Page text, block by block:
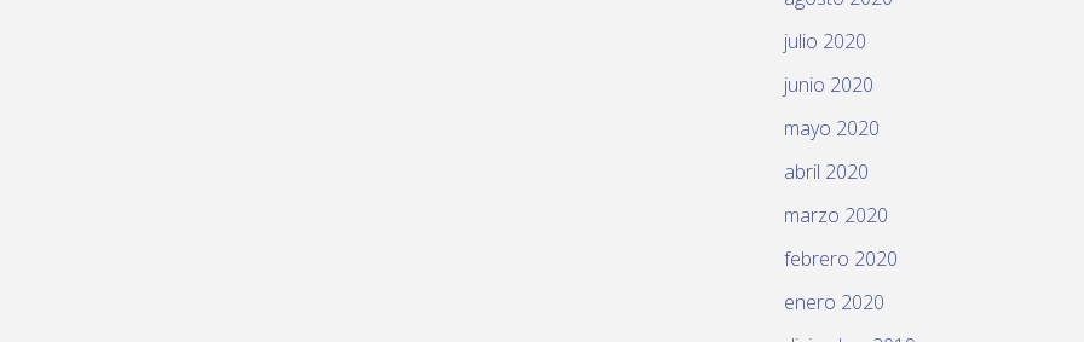
julio 2020
junio 2020
mayo 2020
abril 2020
marzo 2020
febrero 2020
enero 2020